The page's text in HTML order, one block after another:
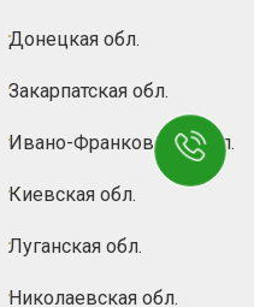
Донецкая обл.
Закарпатская обл.
Ивано-Франковская обл.
Киевская обл.
Луганская обл.
Николаевская обл.